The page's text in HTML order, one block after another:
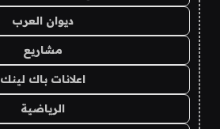
ديوان العرب
مشاريع
اعلانات باك لينك
الرياضية